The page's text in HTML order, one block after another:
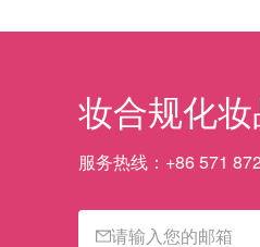
妆合规化
服务热线： +86 571